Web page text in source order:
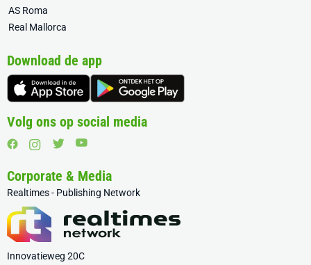
AS Roma
Real Mallorca
Download de app
Volg ons op social media
Corporate & Media
Realtimes - Publishing Network
Innovatieweg 20C